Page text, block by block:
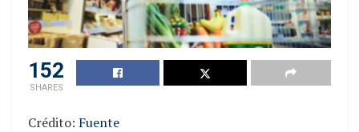
152
SHARES
Crédito: Fuente